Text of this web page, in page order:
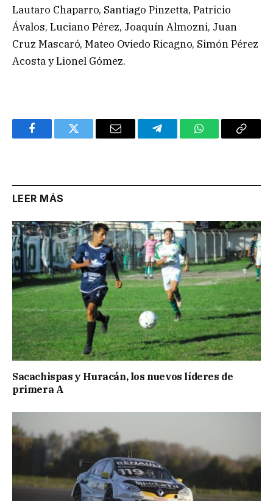
Lautaro Chaparro, Santiago Pinzetta, Patricio
Ávalos, Luciano Pérez, Joaquín Almozni, Juan
Cruz Mascaró, Mateo Oviedo Ricagno, Simón Pérez
Acosta y Lionel Gómez.
FacebookTwitter Email TelegramWhatsAppCopy
LEER MÁS
Sacachispas y Huracán, los nuevos líderes de
primera A